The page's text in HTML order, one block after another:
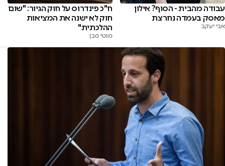
עבודה מהבית - הסוף? אילון
מאסק בעמדה נחרצת
אבי יעקב
ח"כ פינדרוס על חוק הגיור: "שום
חוק לא ישנה את המציאות
ההלכתית"
מוטי סבן